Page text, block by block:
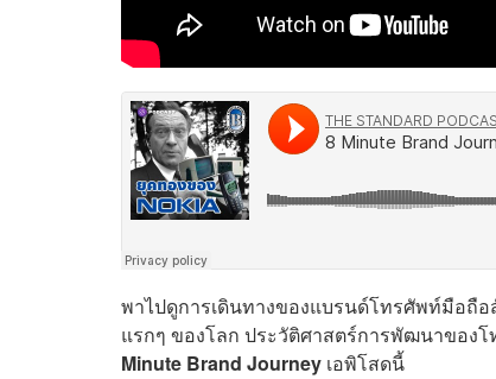
พาไปดูการเดินทางของแบรนด์โทรศัพท์มือถือ
แรกๆ ของโลก ประวัติศาสตร์การพัฒนาของ
Minute Brand Journey เอพิโสดนี้